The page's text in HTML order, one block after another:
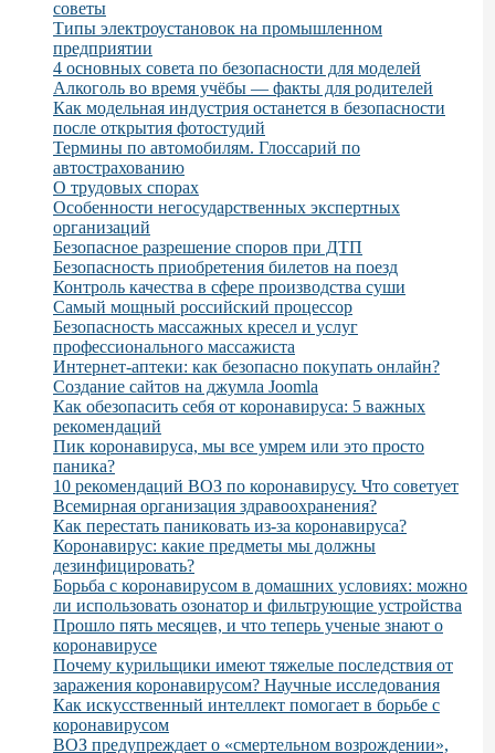
советы
Типы электроустановок на промышленном
предприятии
4 основных совета по безопасности для моделей
Алкоголь во время учёбы — факты для родителей
Как модельная индустрия останется в безопасности
после открытия фотостудий
Термины по автомобилям. Глоссарий по
автострахованию
О трудовых спорах
Особенности негосударственных экспертных
организаций
Безопасное разрешение споров при ДТП
Безопасность приобретения билетов на поезд
Контроль качества в сфере производства суши
Самый мощный российский процессор
Безопасность массажных кресел и услуг
профессионального массажиста
Интернет-аптеки: как безопасно покупать онлайн?
Создание сайтов на джумла Joomla
Как обезопасить себя от коронавируса: 5 важных
рекомендаций
Пик коронавируса, мы все умрем или это просто
паника?
10 рекомендаций ВОЗ по коронавирусу. Что советует
Всемирная организация здравоохранения?
Как перестать паниковать из-за коронавируса?
Коронавирус: какие предметы мы должны
дезинфицировать?
Борьба с коронавирусом в домашних условиях: можно
ли использовать озонатор и фильтрующие устройства
Прошло пять месяцев, и что теперь ученые знают о
коронавирусе
Почему курильщики имеют тяжелые последствия от
заражения коронавирусом? Научные исследования
Как искусственный интеллект помогает в борьбе с
коронавирусом
ВОЗ предупреждает о «смертельном возрождении»,